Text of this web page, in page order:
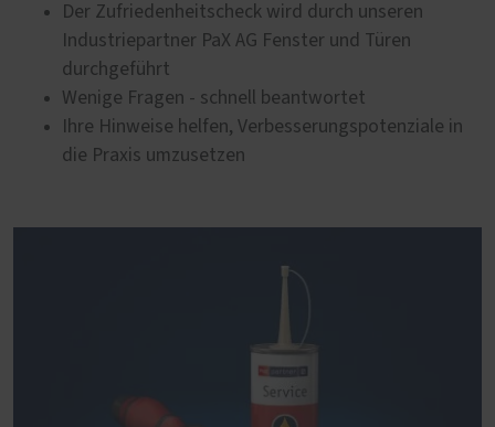
Der Zufriedenheitscheck wird durch unseren
Industriepartner PaX AG Fenster und Türen
durchgeführt
Wenige Fragen - schnell beantwortet
Ihre Hinweise helfen, Verbesserungspotenziale in
die Praxis umzusetzen